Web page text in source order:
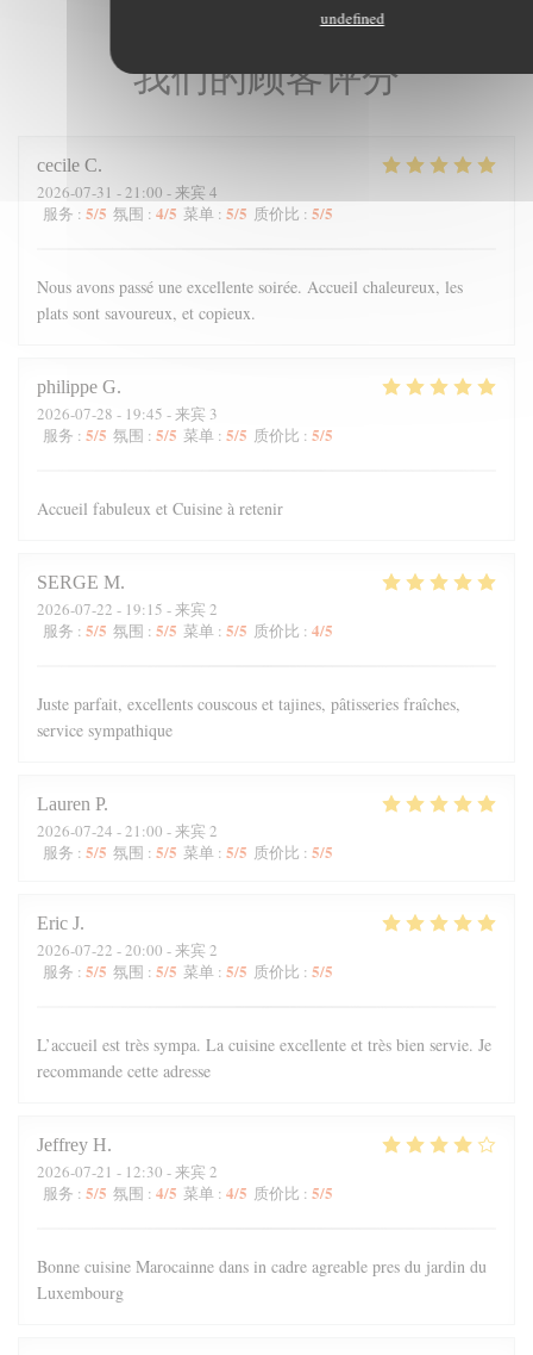
undefined
我们的顾客评分
cecile C
2026-07-31 - 21:00 - 来宾 4
服务 : 5/5 氛围 : 4/5 菜单 : 5/5 质价比 : 5/5
Nous avons passé une excellente soirée. Accueil chaleureux, les
plats sont savoureux, et copieux.
philippe G
2026-07-28 - 19:45 - 来宾 3
服务 : 5/5 氛围 : 5/5 菜单 : 5/5 质价比 : 5/5
Accueil fabuleux et Cuisine à retenir
SERGE M
2026-07-22 - 19:15 - 来宾 2
服务 : 5/5 氛围 : 5/5 菜单 : 5/5 质价比 : 4/5
Juste parfait, excellents couscous et tajines, pâtisseries fraîches,
service sympathique
Lauren P
2026-07-24 - 21:00 - 来宾 2
服务 : 5/5 氛围 : 5/5 菜单 : 5/5 质价比 : 5/5
Eric J
2026-07-22 - 20:00 - 来宾 2
服务 : 5/5 氛围 : 5/5 菜单 : 5/5 质价比 : 5/5
L’accueil est très sympa. La cuisine excellente et très bien servie. Je
recommande cette adresse
Jeffrey H
2026-07-21 - 12:30 - 来宾 2
服务 : 5/5 氛围 : 4/5 菜单 : 4/5 质价比 : 5/5
Bonne cuisine Marocainne dans in cadre agreable pres du jardin du
Luxembourg